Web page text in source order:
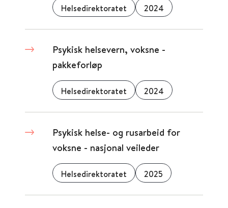
Helsedirektoratet 2024
Psykisk helsevern, voksne -
pakkeforløp
Helsedirektoratet 2024
Psykisk helse- og rusarbeid for
voksne - nasjonal veileder
Helsedirektoratet 2025